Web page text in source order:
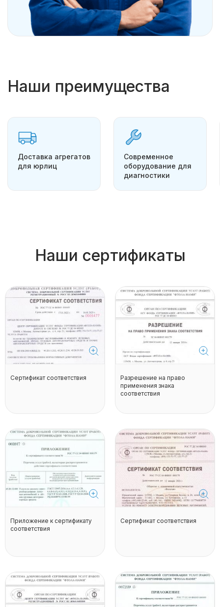
Наши преимущества
Доставка агрегатов
для юрлиц
Современное
оборудование для
диагностики
Наши сертификаты
Сертификат соответствия
Разрешение на право
применения знака
соответствия
Приложение к сертификату
соответствия
Сертификат соответствия